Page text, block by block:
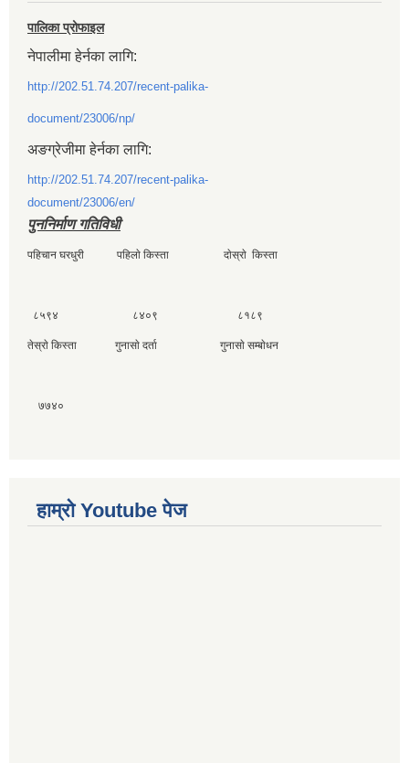
पालिका प्रोफाइल
नेपालीमा हेर्नका लागि:
http://202.51.74.207/recent-palika-
document/23006/np/
अङग्रेजीमा हेर्नका लागि:
http://202.51.74.207/recent-palika-
document/23006/en/
पुननिर्माण गतिविधी
पहिचान घरधुरी पहिलाे किस्ता दाेस्राे किस्ता
८५९४ ८४०९ ८१८९
तेस्राे किस्ता गुनासाे दर्ता गुनासाे सम्बाेधन
७७४०
हाम्राे Youtube पेज